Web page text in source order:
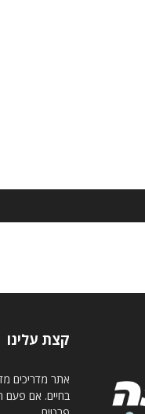
קצת עלינו
אתר מדריכים
בחיים. אם פעם